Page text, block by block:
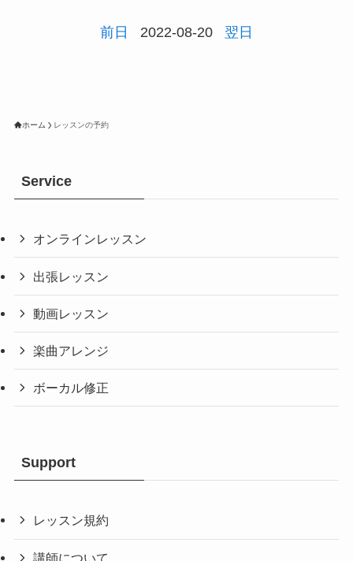
前日 2022-08-20 翌日
ホーム レッスンの予約
Service
オンラインレッスン
出張レッスン
動画レッスン
楽曲アレンジ
ボーカル修正
Support
レッスン規約
講師について